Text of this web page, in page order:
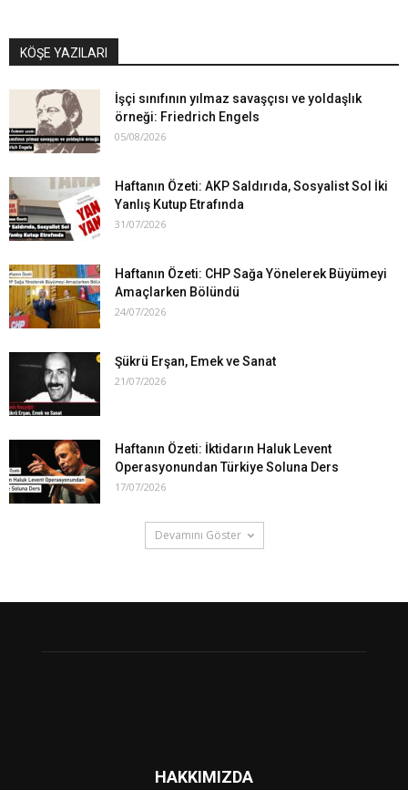
KÖŞE YAZILARI
İşçi sınıfının yılmaz savaşçısı ve yoldaşlık
örneği: Friedrich Engels
05/08/2026
Haftanın Özeti: AKP Saldırıda, Sosyalist Sol İki
Yanlış Kutup Etrafında
31/07/2026
Haftanın Özeti: CHP Sağa Yönelerek Büyümeyi
Amaçlarken Bölündü
24/07/2026
Şükrü Erşan, Emek ve Sanat
21/07/2026
Haftanın Özeti: İktidarın Haluk Levent
Operasyonundan Türkiye Soluna Ders
17/07/2026
Devamını Göster
HAKKIMIZDA